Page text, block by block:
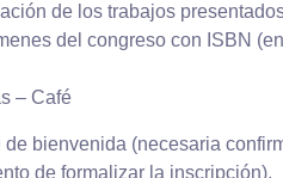
de los trabajos
del congreso con ISBN
– Café
de bienvenida (necesaria
de formalizar la inscripción).